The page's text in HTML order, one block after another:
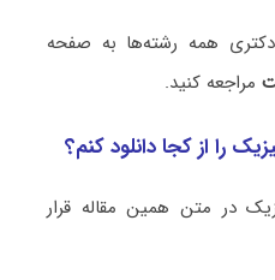
همه رشته‌ها به صفحه
مراجعه کنید.
را از کجا دانلود کنم؟
در متن همین مقاله قرار